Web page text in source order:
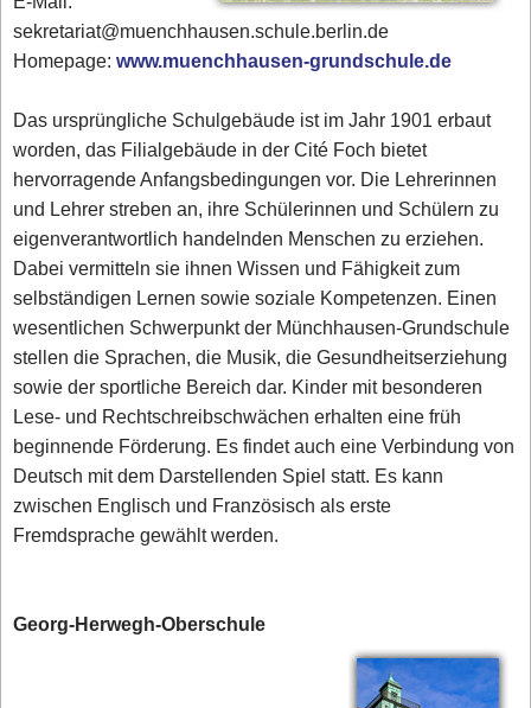
sekretariat@muenchhausen.schule.berlin.de
Homepage:www.muenchhausen-grundschule.de
Das ursprüngliche Schulgebäude ist im Jahr 1901 erbaut
worden, das Filialgebäude in der Cité Foch bietet
hervorragende Anfangsbedingungen vor. Die Lehrerinnen
und Lehrer streben an, ihre Schülerinnen und Schülern zu
eigenverantwortlich handelnden Menschen zu erziehen.
Dabei vermitteln sie ihnen Wissen und Fähigkeit zum
selbständigen Lernen sowie soziale Kompetenzen. Einen
wesentlichen Schwerpunkt der Münchhausen-Grundschule
stellen die Sprachen, die Musik, die Gesundheitserziehung
sowie der sportliche Bereich dar. Kinder mit besonderen
Lese- und Rechtschreibschwächen erhalten eine früh
beginnende Förderung. Es findet auch eine Verbindung von
Deutsch mit dem Darstellenden Spiel statt. Es kann
zwischen Englisch und Französisch als erste
Fremdsprache gewählt werden.
Georg-Herwegh-Oberschule